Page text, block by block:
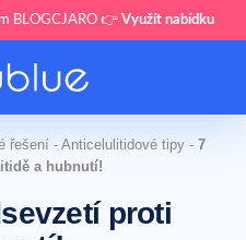
BLOGCJARO 👉 Využít nabídku
řešení - Anticelulitidové tipy - 7
a hubnutí!
proti